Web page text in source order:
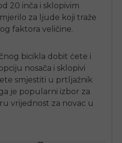
20 inča i sklopivim
za ljude koji traže
faktora veličine.
bicikla dobit ćete i
nosača i sklopivi
smjestiti u prtljažnik
je popularni izbor za
vrijednost za novac u
at